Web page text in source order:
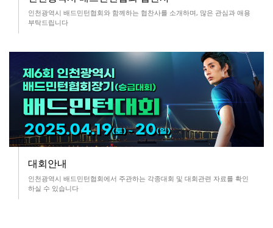
인천광역시 배드민턴협회와 함께하는 협찬사를 소개하며, 많은 관심과 애용
부탁드립니다
대회안내
인천광역시 배드민턴협회에서 주관하는 각종대회 및 대회관련 자료를 확인
하실 수 있습니다